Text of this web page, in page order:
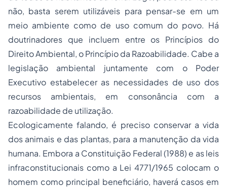
não, basta serem utilizáveis para pensar-se em um
meio ambiente como de uso comum do povo. Há
doutrinadores que incluem entre os Princípios do
Direito Ambiental, o Princípio da Razoabilidade. Cabe a
legislação ambiental juntamente com o Poder
Executivo estabelecer as necessidades de uso dos
recursos ambientais, em consonância com a
razoabilidade de utilização.
Ecologicamente falando, é preciso conservar a vida
dos animais e das plantas, para a manutenção da vida
humana. Embora a Constituição Federal (1988) e as leis
infraconstitucionais como a Lei 4771/1965 colocam o
homem como principal beneficiário, haverá casos em